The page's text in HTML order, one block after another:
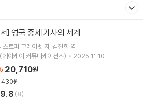
] 영국 중세 기사의 세계
스토퍼 그레이벳 저 김진희 역
에이케이 커뮤니케이션즈)
2025.11.10.
20,710원
430원
9.8 (8)